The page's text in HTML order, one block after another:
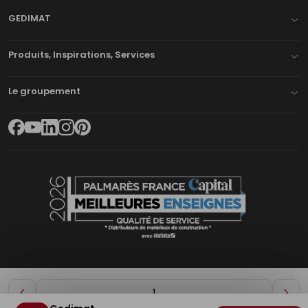
Diminuer
GEDIMAT
Produits, Inspirations, Services
Le groupement